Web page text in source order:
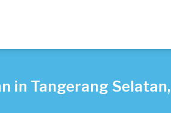
in Tangerang Selatan,